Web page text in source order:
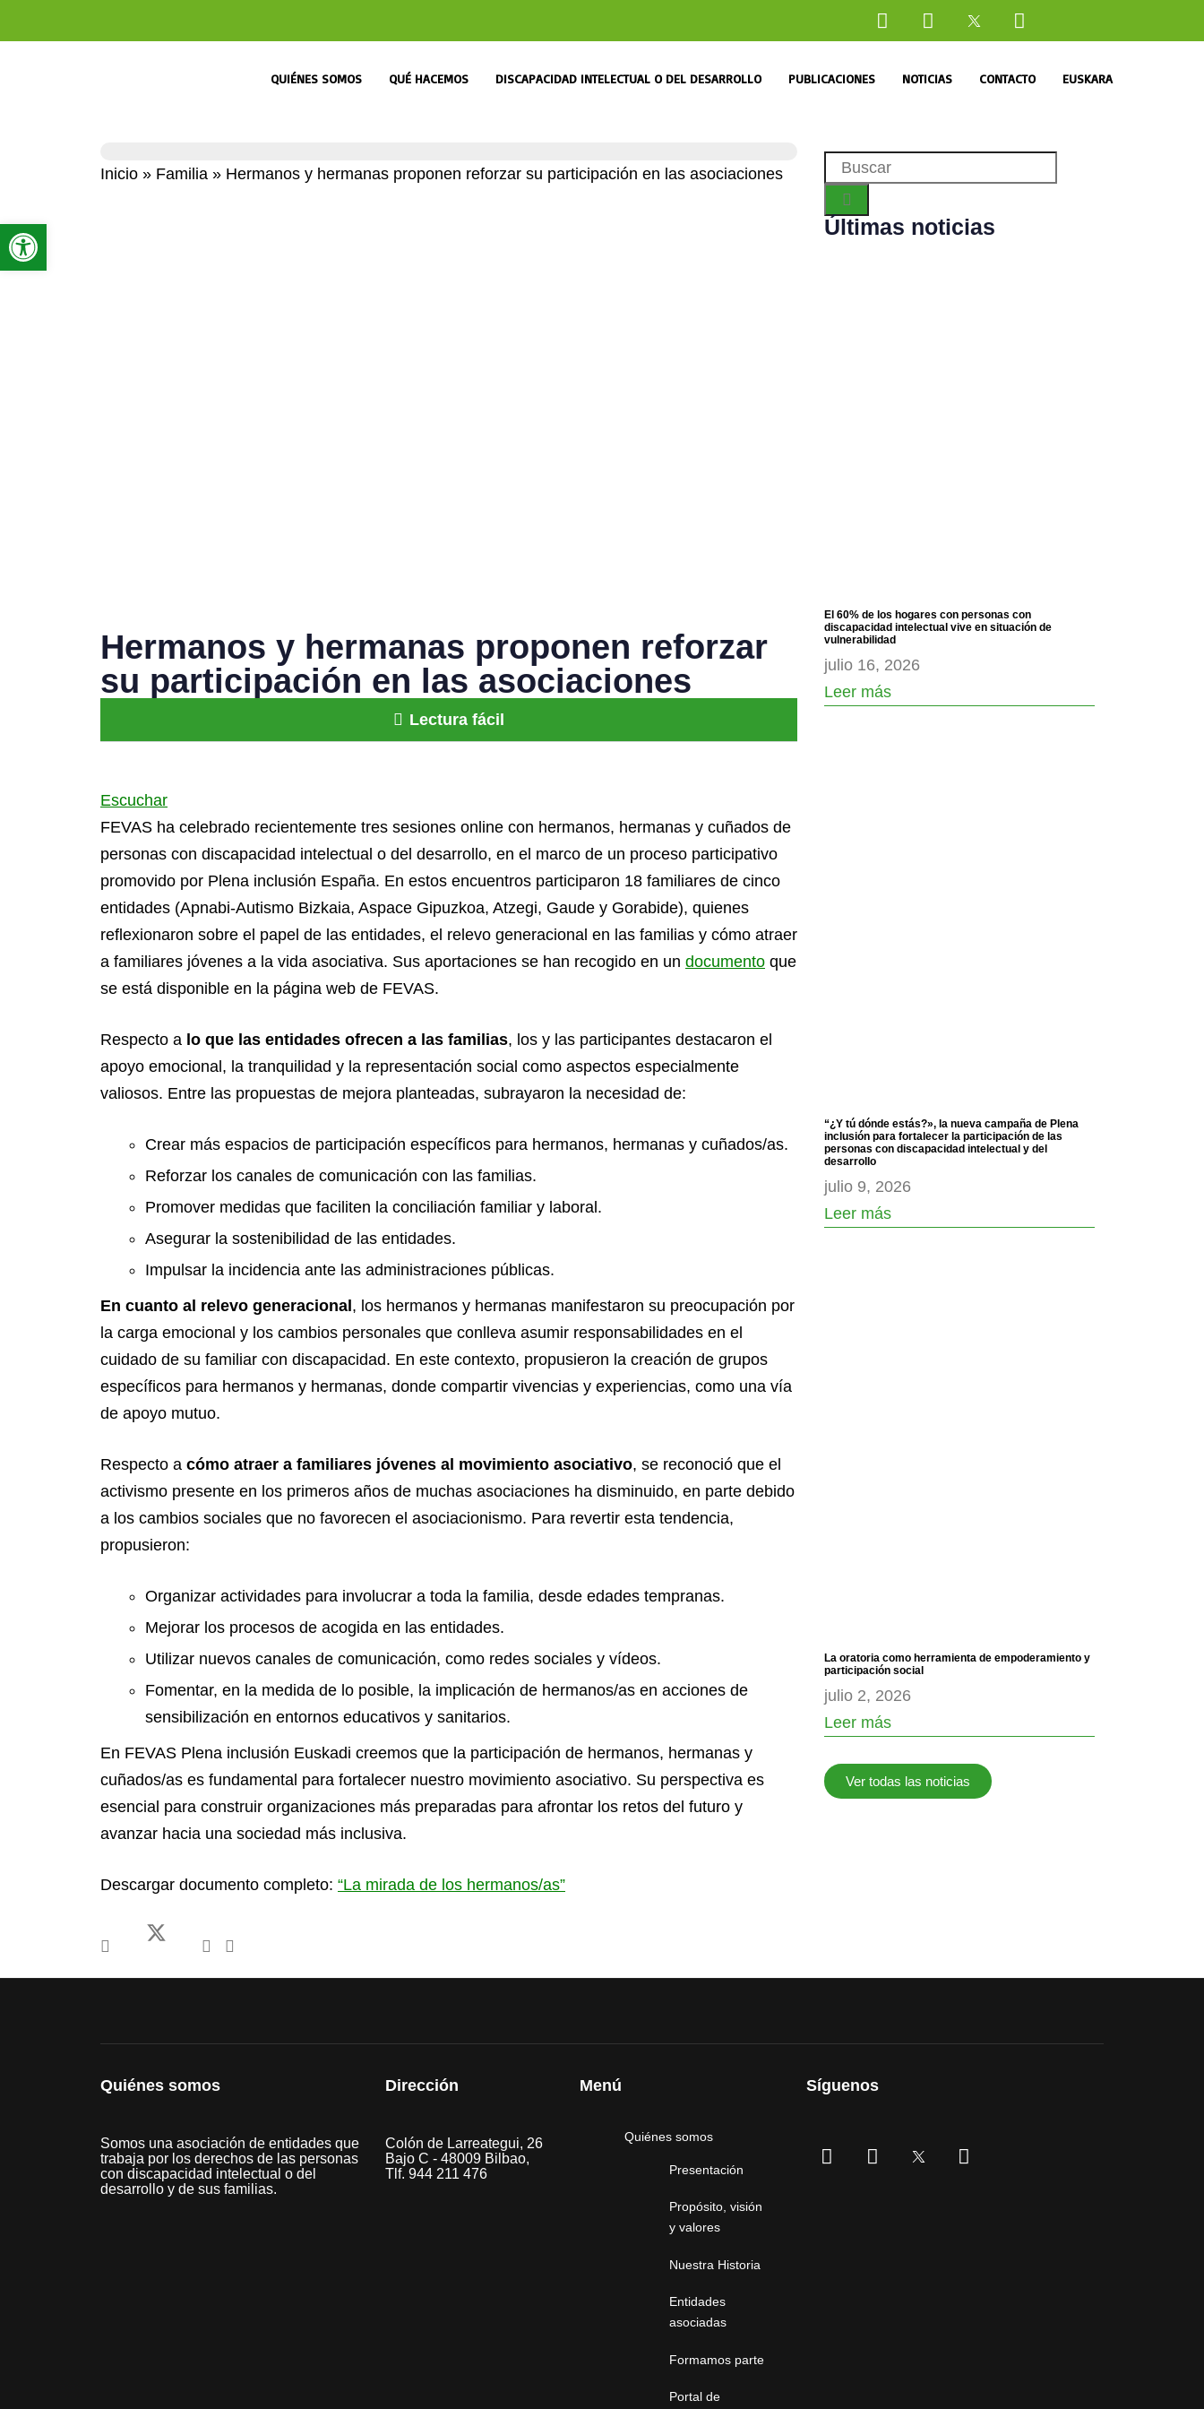
QUIÉNES SOMOS QUÉ HACEMOS DISCAPACIDAD INTELECTUAL O DEL DESARROLLO PUBLICACIONES NOTICIAS CONTACTO EUSKARA
Inicio » Familia » Hermanos y hermanas proponen reforzar su participación en las asociaciones
Hermanos y hermanas proponen reforzar
su participación en las asociaciones
Lectura fácil
Escuchar
FEVAS ha celebrado recientemente tres sesiones online con hermanos, hermanas y cuñados de
personas con discapacidad intelectual o del desarrollo, en el marco de un proceso participativo
promovido por Plena inclusión España. En estos encuentros participaron 18 familiares de cinco
entidades (Apnabi-Autismo Bizkaia, Aspace Gipuzkoa, Atzegi, Gaude y Gorabide), quienes
reflexionaron sobre el papel de las entidades, el relevo generacional en las familias y cómo atraer
a familiares jóvenes a la vida asociativa. Sus aportaciones se han recogido en un documento que
se está disponible en la página web de FEVAS.
Respecto a lo que las entidades ofrecen a las familias, los y las participantes destacaron el
apoyo emocional, la tranquilidad y la representación social como aspectos especialmente
valiosos. Entre las propuestas de mejora planteadas, subrayaron la necesidad de:
Crear más espacios de participación específicos para hermanos, hermanas y cuñados/as.
Reforzar los canales de comunicación con las familias.
Promover medidas que faciliten la conciliación familiar y laboral.
Asegurar la sostenibilidad de las entidades.
Impulsar la incidencia ante las administraciones públicas.
En cuanto al relevo generacional, los hermanos y hermanas manifestaron su preocupación por
la carga emocional y los cambios personales que conlleva asumir responsabilidades en el
cuidado de su familiar con discapacidad. En este contexto, propusieron la creación de grupos
específicos para hermanos y hermanas, donde compartir vivencias y experiencias, como una vía
de apoyo mutuo.
Respecto a cómo atraer a familiares jóvenes al movimiento asociativo, se reconoció que el
activismo presente en los primeros años de muchas asociaciones ha disminuido, en parte debido
a los cambios sociales que no favorecen el asociacionismo. Para revertir esta tendencia,
propusieron:
Organizar actividades para involucrar a toda la familia, desde edades tempranas.
Mejorar los procesos de acogida en las entidades.
Utilizar nuevos canales de comunicación, como redes sociales y vídeos.
Fomentar, en la medida de lo posible, la implicación de hermanos/as en acciones de
sensibilización en entornos educativos y sanitarios.
En FEVAS Plena inclusión Euskadi creemos que la participación de hermanos, hermanas y
cuñados/as es fundamental para fortalecer nuestro movimiento asociativo. Su perspectiva es
esencial para construir organizaciones más preparadas para afrontar los retos del futuro y
avanzar hacia una sociedad más inclusiva.
Descargar documento completo: “La mirada de los hermanos/as”
Últimas noticias
El 60% de los hogares con personas con
discapacidad intelectual vive en situación de
vulnerabilidad
julio 16, 2026
Leer más
“¿Y tú dónde estás?», la nueva campaña de Plena
inclusión para fortalecer la participación de las
personas con discapacidad intelectual y del
desarrollo
julio 9, 2026
Leer más
La oratoria como herramienta de empoderamiento y
participación social
julio 2, 2026
Leer más
Ver todas las noticias
Quiénes somos
Somos una asociación de entidades que
trabaja por los derechos de las personas
con discapacidad intelectual o del
desarrollo y de sus familias.
Dirección
Colón de Larreategui, 26
Bajo C - 48009 Bilbao,
Tlf. 944 211 476
Menú
Quiénes somos
Presentación
Propósito, visión
y valores
Nuestra Historia
Entidades
asociadas
Formamos parte
Portal de
Síguenos
Abrir barra de herramientas